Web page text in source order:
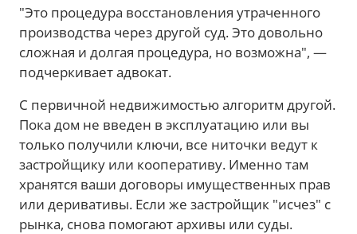
"Это процедура восстановления утраченного
производства через другой суд. Это довольно
сложная и долгая процедура, но возможна", —
подчеркивает адвокат.
С первичной недвижимостью алгоритм другой.
Пока дом не введен в эксплуатацию или вы
только получили ключи, все ниточки ведут к
застройщику или кооперативу. Именно там
хранятся ваши договоры имущественных прав
или деривативы. Если же застройщик "исчез" с
рынка, снова помогают архивы или суды.